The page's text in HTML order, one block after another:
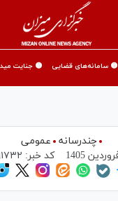
🟡 سامانه‌های قضایی 🟡 جنایت
چندرسانه
عمومی
کد خبر: